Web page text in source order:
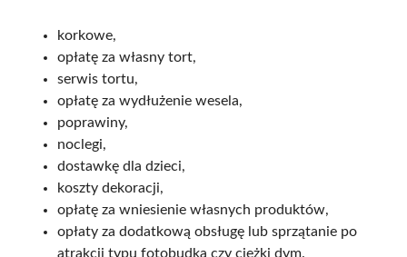
korkowe,
opłatę za własny tort,
serwis tortu,
opłatę za wydłużenie wesela,
poprawiny,
noclegi,
dostawkę dla dzieci,
koszty dekoracji,
opłatę za wniesienie własnych produktów,
opłaty za dodatkową obsługę lub sprzątanie po
atrakcji typu fotobudka czy ciężki dym.